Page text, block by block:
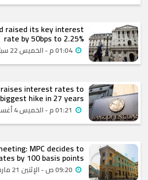
raised its key interest
rate by 50bps to 2.25%
interest rates to
hike in 27 years
MPC decides to
by 100 basis points